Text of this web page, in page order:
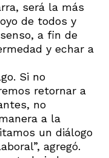
será la más
de todos y
a fin de
y echar a
Si no
retornar a
no
a la
un diálogo
agregó.